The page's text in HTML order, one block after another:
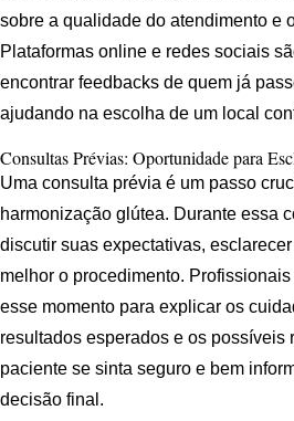
sobre a qualidade do atendimento e
Plataformas online e redes sociais
encontrar feedbacks de quem já
ajudando na escolha de um local
Consultas Prévias: Oportunidade para
Uma consulta prévia é um passo
harmonização glútea. Durante essa
discutir suas expectativas,
melhor o procedimento.
esse momento para explicar os
resultados esperados e os possíveis
paciente se sinta seguro e bem
decisão final.